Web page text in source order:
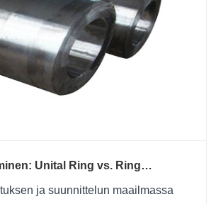
Unital Ring vs. Ring
ja suunnittelun maailmassa